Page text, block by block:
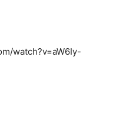
watch?v=aW6Iy-